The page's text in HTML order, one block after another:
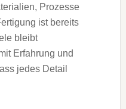
Prozesse
ist bereits
bleibt
Erfahrung und
jedes Detail